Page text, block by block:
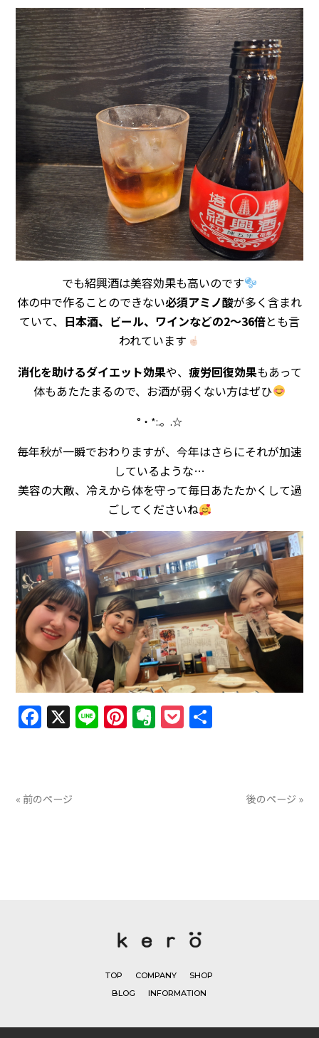
でも紹興酒は美容効果も高いのです
体の中で作ることのできない必須アミノ酸が多く含まれ
ていて、 日本酒、ビール、ワインなどの2～36倍とも言
われています
消化を助けるダイエット効果や、 疲労回復効果もあって
体もあたたまるので、お酒が弱くない方はぜひ
°・*:.。.☆
毎年秋が一瞬でおわりますが、今年はさらにそれが加速
しているような…
美容の大敵、冷えから体を守って毎日あたたかくして過
ごしてくださいね
Facebook
X LinePinterest
Evernote
Pocket
« 前のページ 後のページ »
TOP COMPANY
SHOP
BLOG
INFORMATION